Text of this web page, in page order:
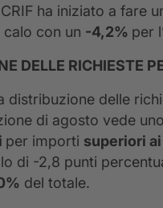
ha iniziato a fare
calo con un -4,2% per
DELLE RICHIESTE
distribuzione delle
di agosto vede uno
per importi superiori
di -2,8 punti
del totale.